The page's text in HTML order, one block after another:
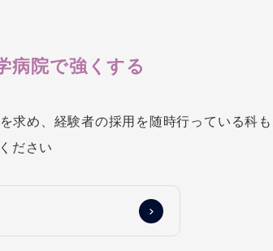
病院で強くする
求め、経験者の採用を随時行っている科
ださい